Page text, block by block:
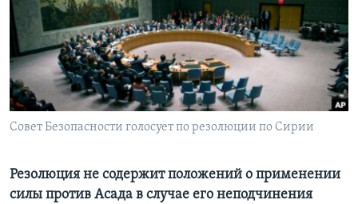
Learning English
СОЦИАЛЬНЫЕ СЕТИ
Совет Безопасности голосует по резолюции по Сирии
Резолюция не содержит положений о применении
силы против Асада в случае его неподчинения